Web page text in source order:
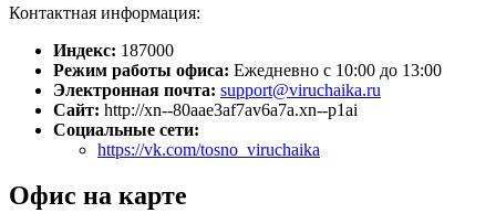
Контактная информация:
Индекс: 187000
Режим работы офиса: Ежедневно с 10:00 до 13:00
Электронная почта: support@viruchaika.ru
Сайт: http://xn--80aae3af7av6a7a.xn--p1ai
Социальные сети:
https://vk.com/tosno_viruchaika
Офис на карте